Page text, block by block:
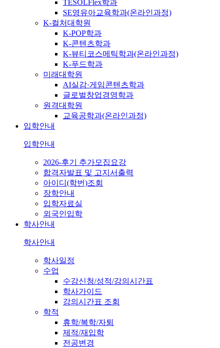
TESOLFlex학과
SE영유아교육학과(온라인과정)
K-컬처대학원
K-POP학과
K-콘텐츠학과
K-뷰티코스메틱학과(온라인과정)
K-푸드학과
미래대학원
AI실감·게임콘텐츠학과
글로벌창업경영학과
원격대학원
교육공학과(온라인과정)
입학안내
입학안내
2026-후기 추가모집요강
합격자발표 및 고지서출력
아이디(학번)조회
장학안내
입학자료실
외국인입학
학사안내
학사안내
학사일정
수업
수강신청/성적/강의시간표
학사가이드
강의시간표 조회
학적
휴학/복학/자퇴
제적/재입학
전공변경